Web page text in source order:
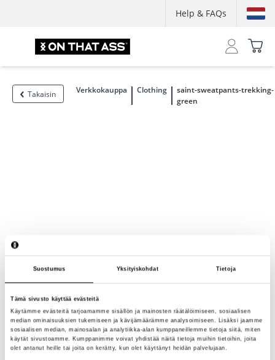
Suostumus Yksityiskohdat Tietoja
Tämä sivusto käyttää evästeitä
Käytämme evästeitä tarjoamamme sisällön ja mainosten räätälöimiseen, sosiaalisen
median ominaisuuksien tukemiseen ja kävijämäärämme analysoimiseen. Lisäksi jaamme
sosiaalisen median, mainosalan ja analytiikka-alan kumppaneillemme tietoja siitä, miten
käytät sivustoamme. Kumppanimme voivat yhdistää näitä tietoja muihin tietoihin, joita
olet antanut heille tai joita on kerätty, kun olet käyttänyt heidän palvelujaan.
Help & FAQs
Takaisin Verkkokauppa Clothing
saint-sweatpants-trekking-
green